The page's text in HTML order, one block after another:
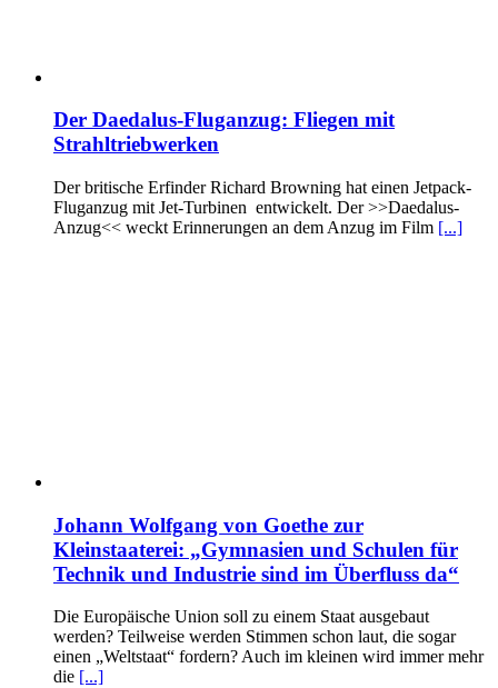
Der Daedalus-Fluganzug: Fliegen mit
Strahltriebwerken
Der britische Erfinder Richard Browning hat einen Jetpack-
Fluganzug mit Jet-Turbinen entwickelt. Der >>Daedalus-
Anzug<< weckt Erinnerungen an dem Anzug im Film [...]
Johann Wolfgang von Goethe zur
Kleinstaaterei: „Gymnasien und Schulen für
Technik und Industrie sind im Überfluss da“
Die Europäische Union soll zu einem Staat ausgebaut
werden? Teilweise werden Stimmen schon laut, die sogar
einen „Weltstaat“ fordern? Auch im kleinen wird immer mehr
die [...]